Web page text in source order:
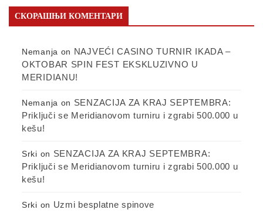
СКОРАШЊИ КОМЕНТАРИ
Nemanja on NAJVEĆI CASINO TURNIR IKADA –
OKTOBAR SPIN FEST EKSKLUZIVNO U
MERIDIANU!
Nemanja on SENZACIJA ZA KRAJ SEPTEMBRA:
Priključi se Meridianovom turniru i zgrabi 500.000 u
kešu!
Srki on SENZACIJA ZA KRAJ SEPTEMBRA:
Priključi se Meridianovom turniru i zgrabi 500.000 u
kešu!
Srki on Uzmi besplatne spinove